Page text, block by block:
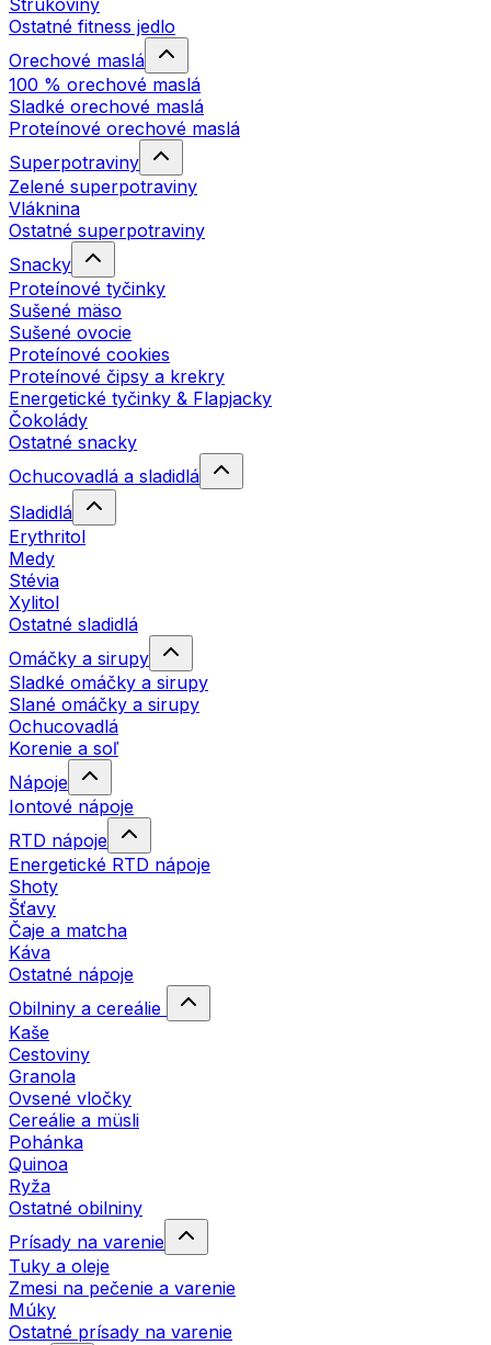
Strukoviny
Ostatné fitness jedlo
Orechové maslá
100 % orechové maslá
Sladké orechové maslá
Proteínové orechové maslá
Superpotraviny
Zelené superpotraviny
Vláknina
Ostatné superpotraviny
Snacky
Proteínové tyčinky
Sušené mäso
Sušené ovocie
Proteínové cookies
Proteínové čipsy a krekry
Energetické tyčinky & Flapjacky
Čokolády
Ostatné snacky
Ochucovadlá a sladidlá
Sladidlá
Erythritol
Medy
Stévia
Xylitol
Ostatné sladidlá
Omáčky a sirupy
Sladké omáčky a sirupy
Slané omáčky a sirupy
Ochucovadlá
Korenie a soľ
Nápoje
Iontové nápoje
RTD nápoje
Energetické RTD nápoje
Shoty
Šťavy
Čaje a matcha
Káva
Ostatné nápoje
Obilniny a cereálie
Kaše
Cestoviny
Granola
Ovsené vločky
Cereálie a müsli
Pohánka
Quinoa
Ryža
Ostatné obilniny
Prísady na varenie
Tuky a oleje
Zmesi na pečenie a varenie
Múky
Ostatné prísady na varenie